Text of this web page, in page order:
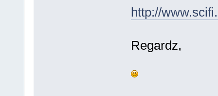
http://
Regardz,